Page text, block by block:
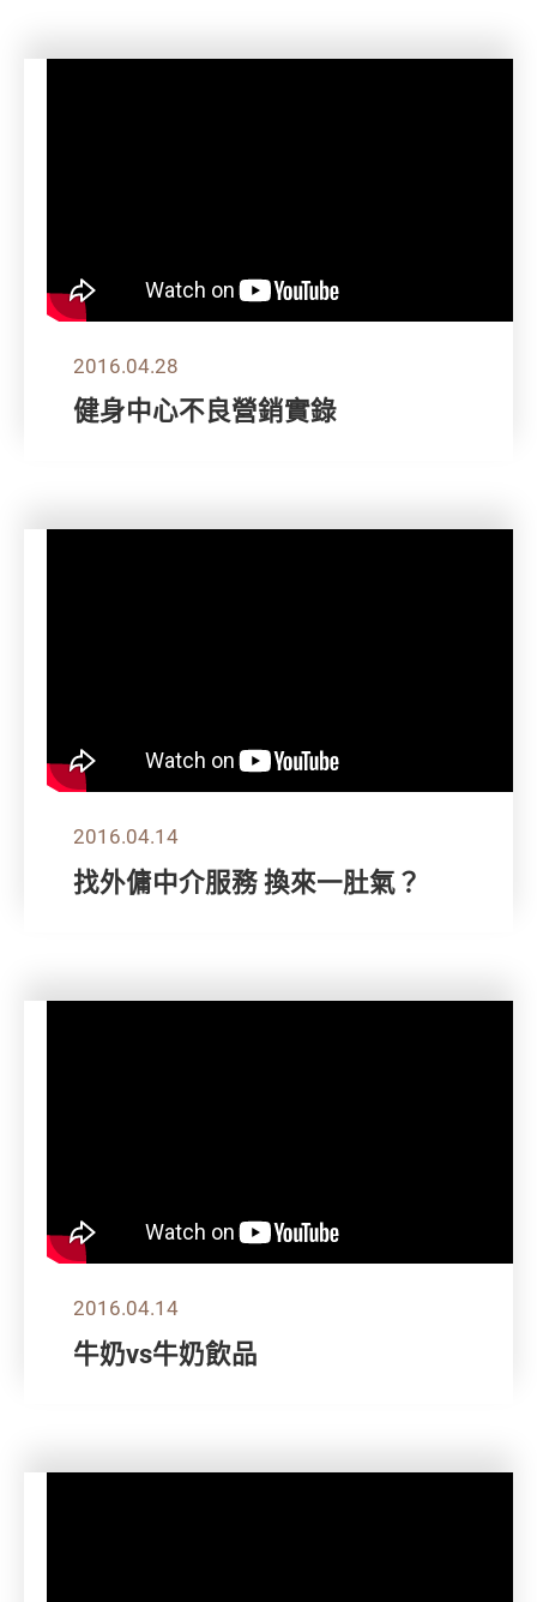
2016.04.28
健身中心不良營銷實錄
2016.04.14
找外傭中介服務 換來一肚氣？
2016.04.14
牛奶vs牛奶飲品